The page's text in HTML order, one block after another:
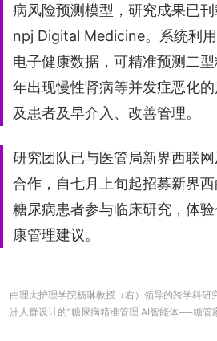
病风险预测模型，研究成果已
npj Digital Medicine。系统利
电子健康数据，可精准预测二
年出现慢性肾病等并发症恶化
及患者及早介入、改善管理。
研究团队已与医管局新界西联
合作，自七月上旬起招募新界
糖尿病患者参与临床研究，体
康管理建议。
由理大护理学院杨琳教授（右）领导的跨学科研
洲人群设计的“糖尿病精准管理 AI智能体──糖管